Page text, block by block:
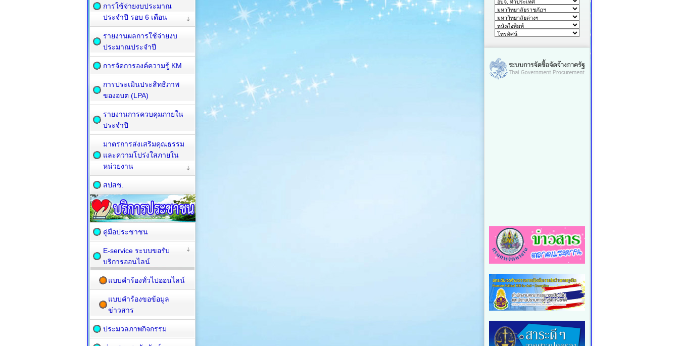
การใช้จ่ายงบประมาณ
ประจำปี รอบ 6 เดือน
รายงานผลการใช้จ่ายงบ
ประมาณประจำปี
การจัดการองค์ความรู้ KM
การประเมินประสิทธิภาพ
ของอบต (LPA)
รายงานการควบคุมภายใน
ประจำปี
มาตรการส่งเสริมคุณธรรม
และความโปร่งใสภายใน
หน่วยงาน
สปสช.
คู่มือประชาชน
E-service ระบบขอรับ
บริการออนไลน์
แบบคำร้องทั่วไปออนไลน์
แบบคำร้องขอข้อมูล
ข่าวสาร
ประมวลภาพกิจกรรม